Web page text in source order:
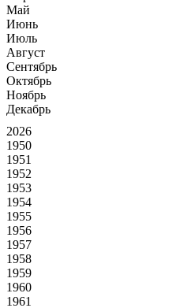
Май
Июнь
Июль
Август
Сентябрь
Октябрь
Ноябрь
Декабрь
2026
1950
1951
1952
1953
1954
1955
1956
1957
1958
1959
1960
1961